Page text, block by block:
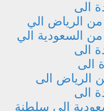
الى
الرياض الي
السعودية الي
الى
الى
الى
الى
الى سلطنة